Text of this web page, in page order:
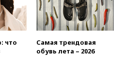
что
Самая трендовая
обувь лета – 2026